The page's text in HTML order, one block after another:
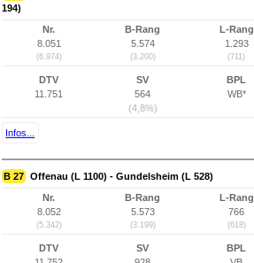
194)
Nr.
8.051
(6.974)
B-Rang
5.574
(3.200)
L-Rang
1.293
(711)
DTV
11.751
SV
564
(4,8%)
BPL
WB*
Infos...
B 27 Offenau (L 1100) - Gundelsheim (L 528)
Nr.
8.052
(5.342)
B-Rang
5.573
(3.199)
L-Rang
766
(618)
DTV
SV
BPL